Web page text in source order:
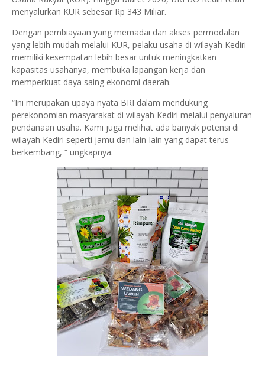
menyalurkan KUR sebesar Rp 343 Miliar.
Dengan pembiayaan yang memadai dan akses permodalan
yang lebih mudah melalui KUR, pelaku usaha di wilayah Kediri
memiliki kesempatan lebih besar untuk meningkatkan
kapasitas usahanya, membuka lapangan kerja dan
memperkuat daya saing ekonomi daerah.
“Ini merupakan upaya nyata BRI dalam mendukung
perekonomian masyarakat di wilayah Kediri melalui penyaluran
pendanaan usaha. Kami juga melihat ada banyak potensi di
wilayah Kediri seperti jamu dan lain-lain yang dapat terus
berkembang, “ ungkapnya.